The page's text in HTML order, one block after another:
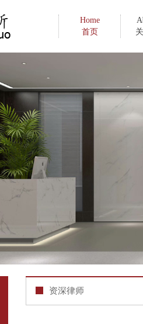
Home
首页
资深律师